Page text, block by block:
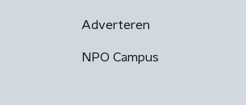
Adverteren
NPO Campus